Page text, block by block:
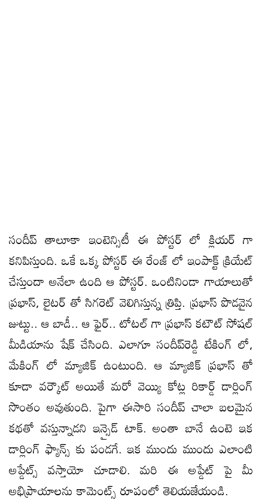
సందీప్ తాలూకా ఇంటెన్సిటీ ఈ పోస్టర్ లో క్లియర్ గా
కనిపిస్తుంది. ఒకే ఒక్క పోస్టర్ ఈ రేంజ్ లో ఇంపాక్ట్ క్రియేట్
చేస్తుందా అనేలా ఉంది ఆ పోస్టర్. ఒంటినిండా గాయాలుతో
ప్ర‌భాస్, లైట‌ర్ తో సిగ‌రెట్ వెలిగిస్తున్న త్రిప్తి. ప్ర‌భాస్ పొడ‌వైన
జుట్టు.. ఆ బాడీ.. ఆ ఫైర్‌.. టోటల్ గా ప్రభాస్ కటౌట్ సోషల్
మీడియాను షేక్ చేసింది. ఎలాగూ సందీప్‌రెడ్డి టేకింగ్ లో,
మేకింగ్ లో మ్యాజిక్ ఉంటుంది. ఆ మ్యాజిక్ ప్రభాస్ తో
కూడా వర్కౌట్ అయితే మరో వెయ్యి కోట్ల రికార్డ్ డార్లింగ్
సొంతం అవుతుంది. పైగా ఈసారి సందీప్ చాలా బలమైన
కథతో వస్తున్నాడని ఇన్సైడ్ టాక్. అంతా బానే ఉంటె ఇక
డార్లింగ్ ఫ్యాన్స్ కు పండగే. ఇక ముందు ముందు ఎలాంటి
అప్డేట్స్ వస్తాయో చూడాలి. మరి ఈ అప్డేట్ పై మీ
అభిప్రాయాలను కామెంట్స్ రూపంలో తెలియజేయండి.